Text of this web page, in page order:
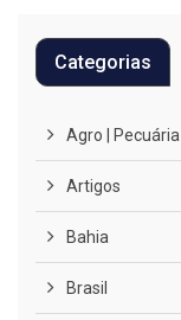
Categorias
Agro | Pecuária
Artigos
Bahia
Brasil